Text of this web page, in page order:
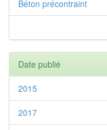
Béton précontraint
Date publié
2015
2017